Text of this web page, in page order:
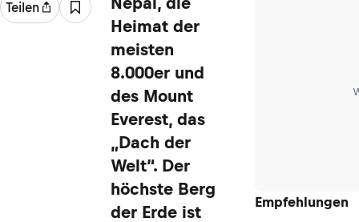
Teilen
Empfehlungen
Heimat der
meisten
8.000er und
des Mount
Everest, das
„Dach der
Welt“. Der
höchste Berg
der Erde ist